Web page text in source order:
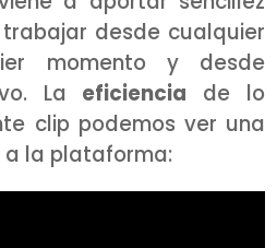
desde cualquier
momento y desde
La eficiencia de lo
clip podemos ver una
la plataforma: